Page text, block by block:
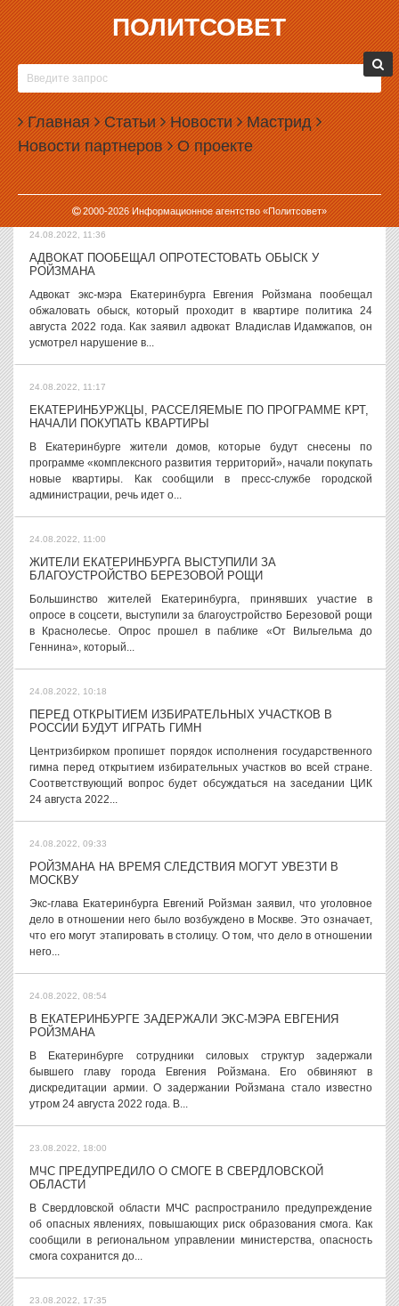
ПОЛИТСОВЕТ
Главная Статьи Новости Мастрид
Новости партнеров О проекте
2000-2026Информационное агентство «Политсовет»
24.08.2022, 12:07
ПУМПЯНСКОГО ПРОДАЛИ С
МОЛОТКА
В Гибралтаре состоялся
аукцион по продаже суперяхты
уральского миллиардера Дмитрия Пумпянского, попавшего под
международные санкции. Как сообщает агентство Bloomberg, на
аукцион поступило 63 заявки....
24.08.2022, 11:36
АДВОКАТ ПООБЕЩАЛ ОПРОТЕСТОВАТЬ ОБЫСК У
РОЙЗМАНА
Адвокат экс-мэра Екатеринбурга Евгения Ройзмана пообещал
обжаловать обыск, который проходит в квартире политика 24
августа 2022 года. Как заявил адвокат Владислав Идамжапов, он
усмотрел нарушение в...
24.08.2022, 11:17
ЕКАТЕРИНБУРЖЦЫ, РАССЕЛЯЕМЫЕ ПО ПРОГРАММЕ КРТ,
НАЧАЛИ ПОКУПАТЬ КВАРТИРЫ
В Екатеринбурге жители домов, которые будут снесены по
программе «комплексного развития территорий», начали покупать
новые квартиры. Как сообщили в пресс-службе городской
администрации, речь идет о...
24.08.2022, 11:00
ЖИТЕЛИ ЕКАТЕРИНБУРГА ВЫСТУПИЛИ ЗА
БЛАГОУСТРОЙСТВО БЕРЕЗОВОЙ РОЩИ
Большинство жителей Екатеринбурга, принявших участие в
опросе в соцсети, выступили за благоустройство Березовой рощи
в Краснолесье. Опрос прошел в паблике «От Вильгельма до
Геннина», который...
24.08.2022, 10:18
ПЕРЕД ОТКРЫТИЕМ ИЗБИРАТЕЛЬНЫХ УЧАСТКОВ В
РОССИИ БУДУТ ИГРАТЬ ГИМН
Центризбирком пропишет порядок исполнения государственного
гимна перед открытием избирательных участков во всей стране.
Соответствующий вопрос будет обсуждаться на заседании ЦИК
24 августа 2022...
24.08.2022, 09:33
РОЙЗМАНА НА ВРЕМЯ СЛЕДСТВИЯ МОГУТ УВЕЗТИ В
МОСКВУ
Экс-глава Екатеринбурга Евгений Ройзман заявил, что уголовное
дело в отношении него было возбуждено в Москве. Это означает,
что его могут этапировать в столицу. О том, что дело в отношении
него...
24.08.2022, 08:54
В ЕКАТЕРИНБУРГЕ ЗАДЕРЖАЛИ ЭКС-МЭРА ЕВГЕНИЯ
РОЙЗМАНА
В Екатеринбурге сотрудники силовых структур задержали
бывшего главу города Евгения Ройзмана. Его обвиняют в
дискредитации армии. О задержании Ройзмана стало известно
утром 24 августа 2022 года. В...
23.08.2022, 18:00
МЧС ПРЕДУПРЕДИЛО О СМОГЕ В СВЕРДЛОВСКОЙ
ОБЛАСТИ
В Свердловской области МЧС распространило предупреждение
об опасных явлениях, повышающих риск образования смога. Как
сообщили в региональном управлении министерства, опасность
смога сохранится до...
23.08.2022, 17:35